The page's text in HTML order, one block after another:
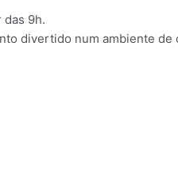
9h.
divertido num ambiente de